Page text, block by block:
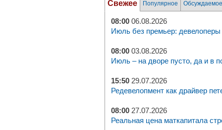
Свежее Популярное Обсуждаемое
08:00 06.08.2026
Июль без премьер: девелоперы
08:00 03.08.2026
Июль – на дворе пусто, да и в
15:50 29.07.2026
Редевелопмент как драйвер
08:00 27.07.2026
Реальная цена маткапитала